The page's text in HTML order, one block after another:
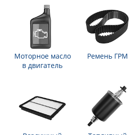
Моторное масло
в двигатель
Ремень ГРМ